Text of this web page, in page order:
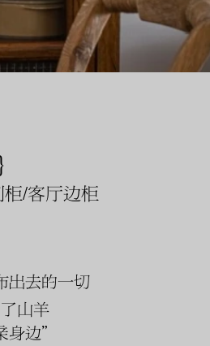
/客厅边柜
出去的一切
山羊
身边”